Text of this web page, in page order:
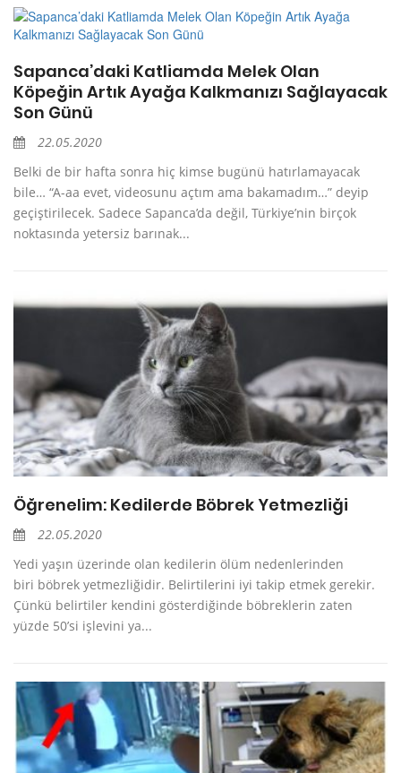
Sapanca’daki Katliamda Melek Olan
Köpeğin Artık Ayağa Kalkmanızı Sağlayacak
Son Günü
22.05.2020
Belki de bir hafta sonra hiç kimse bugünü hatırlamayacak
bile… “A-aa evet, videosunu açtım ama bakamadım…” deyip
geçiştirilecek. Sadece Sapanca’da değil, Türkiye’nin birçok
noktasında yetersiz barınak...
Öğrenelim: Kedilerde Böbrek Yetmezliği
22.05.2020
Yedi yaşın üzerinde olan kedilerin ölüm nedenlerinden
biri böbrek yetmezliğidir. Belirtilerini iyi takip etmek gerekir.
Çünkü belirtiler kendini gösterdiğinde böbreklerin zaten
yüzde 50’si işlevini ya...